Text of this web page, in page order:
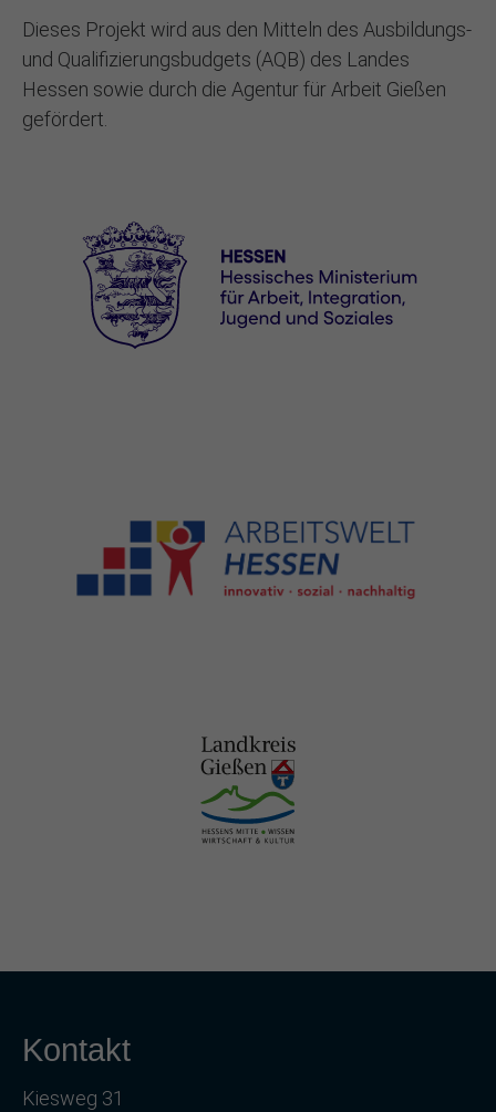
Dieses Projekt wird aus den Mitteln des Ausbildungs-
und Qualifizierungsbudgets (AQB) des Landes
Hessen sowie durch die Agentur für Arbeit Gießen
gefördert.
Kontakt
Kiesweg 31